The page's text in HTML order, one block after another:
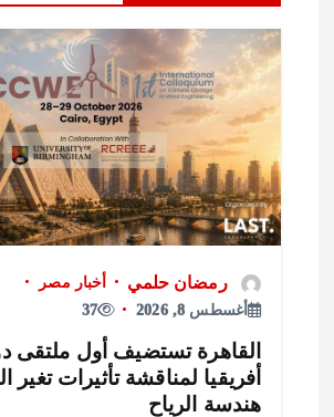
رمضان حلمي
أخبار مصر
37
تستضيف أول ملتقى دولي في
لمناقشة تأثيرات تغير المناخ في
الرياح